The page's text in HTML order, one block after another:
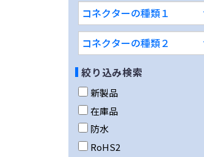
絞り込み検索
新製品
在庫品
防水
RoHS2